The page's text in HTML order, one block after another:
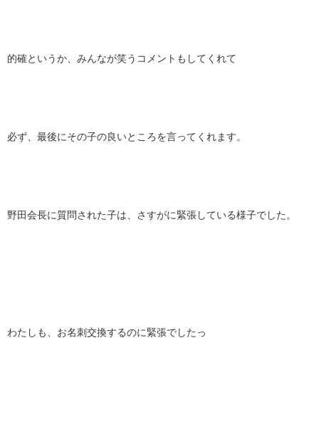
的確というか、みんなが笑うコメントもしてくれて
必ず、最後にその子の良いところを言ってくれます。
野田会長に質問された子は、さすがに緊張している様子でした。
わたしも、お名刺交換するのに緊張でしたっ